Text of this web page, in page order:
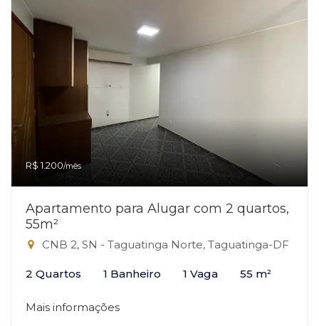
R$ 1.200/mês
Apartamento para Alugar com 2 quartos,
55m²
CNB 2, SN - Taguatinga Norte, Taguatinga-DF
2 Quartos 1 Banheiro 1 Vaga 55 m²
Mais informações